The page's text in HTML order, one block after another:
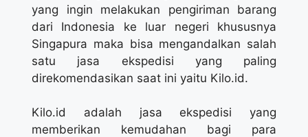
yang ingin melakukan pengiriman barang
dari Indonesia ke luar negeri khususnya
Singapura maka bisa mengandalkan salah
satu jasa ekspedisi yang paling
direkomendasikan saat ini yaitu Kilo.id.
Kilo.id adalah jasa ekspedisi yang
memberikan kemudahan bagi para